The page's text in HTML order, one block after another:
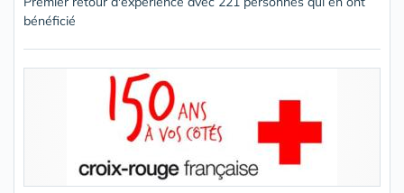
bénéficié